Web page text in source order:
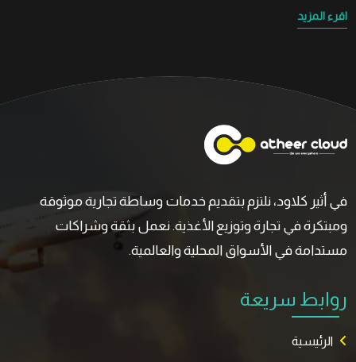
مع ممارستها دارة عادلة وشفافة.
اقرء المزيد
في أثير كلاود، نلتزم بتقديم خدمات وساطة تجارية موثوقة
ومبتكرة في تجارة وتوزيع الأغذية. نعمل بثقة وشراكات
مستدامة في الأسواق المحلية والعالمية.
روابط سريعة
الرئيسية